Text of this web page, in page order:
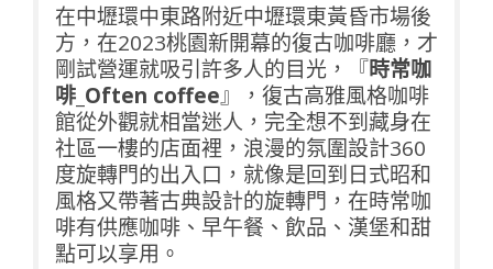
在中壢環中東路附近中壢環東黃昏市場後
方，在2023桃園新開幕的復古咖啡廳，才
剛試營運就吸引許多人的目光，『時常咖
啡_Often coffee』，復古高雅風格咖啡
館從外觀就相當迷人，完全想不到藏身在
社區一樓的店面裡，浪漫的氛圍設計360
度旋轉門的出入口，就像是回到日式昭和
風格又帶著古典設計的旋轉門，在時常咖
啡有供應咖啡、早午餐、飲品、漢堡和甜
點可以享用。